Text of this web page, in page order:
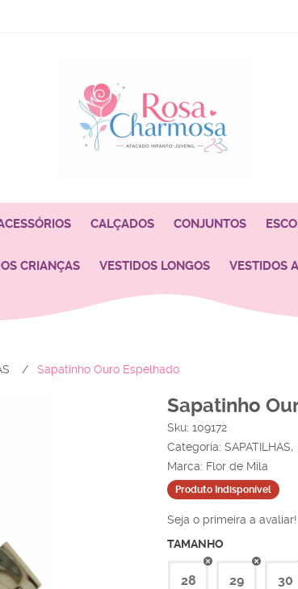
CALÇADOS CONJUNTOS
CRIANÇAS VESTIDOS LONGOS VESTIDOS
Sapatinho Ouro Espelhado
Sapatinho
Sku: 109172
Categoria: SAPATILHAS
Marca: Flor de Mila
Produto Indisponível
Seja o primeira a avaliar!
TAMANHO
28 29 30